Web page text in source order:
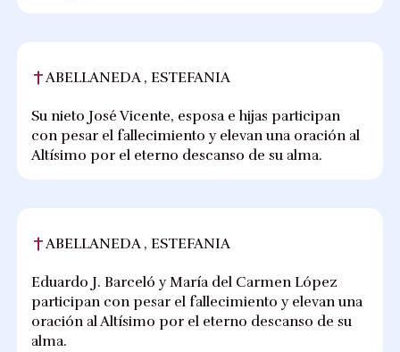
ABELLANEDA , ESTEFANIA
Su nieto José Vicente, esposa e hijas participan
con pesar el fallecimiento y elevan una oración al
Altísimo por el eterno descanso de su alma.
ABELLANEDA , ESTEFANIA
Eduardo J. Barceló y María del Carmen López
participan con pesar el fallecimiento y elevan una
oración al Altísimo por el eterno descanso de su
alma.